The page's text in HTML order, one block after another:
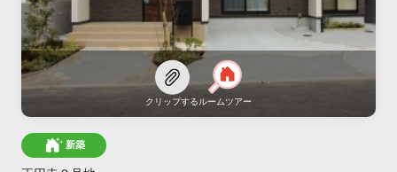
クリップするルームツアー
新築